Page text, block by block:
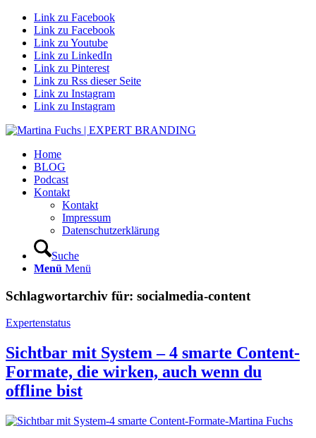
Link zu Facebook
Link zu Facebook
Link zu Youtube
Link zu LinkedIn
Link zu Pinterest
Link zu Rss dieser Seite
Link zu Instagram
Link zu Instagram
Home
BLOG
Podcast
Kontakt
Kontakt
Impressum
Datenschutzerklärung
Suche
Menü Menü
Schlagwortarchiv für: socialmedia-content
Expertenstatus
Sichtbar mit System – 4 smarte Content-
Formate, die wirken, auch wenn du
offline bist